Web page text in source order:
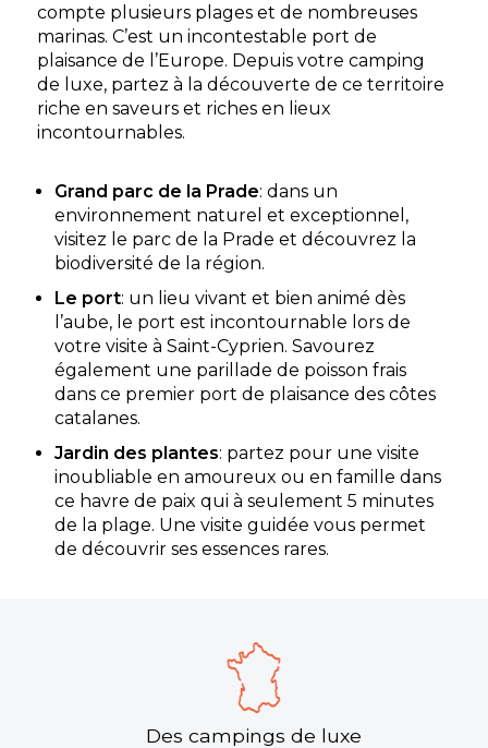
compte plusieurs plages et de nombreuses
marinas. C’est un incontestable port de
plaisance de l’Europe. Depuis votre camping
de luxe, partez à la découverte de ce territoire
riche en saveurs et riches en lieux
incontournables.
Grand parc de la Prade: dans un
environnement naturel et exceptionnel,
visitez le parc de la Prade et découvrez la
biodiversité de la région.
Le port: un lieu vivant et bien animé dès
l’aube, le port est incontournable lors de
votre visite à Saint-Cyprien. Savourez
également une parillade de poisson frais
dans ce premier port de plaisance des côtes
catalanes.
Jardin des plantes: partez pour une visite
inoubliable en amoureux ou en famille dans
ce havre de paix qui à seulement 5 minutes
de la plage. Une visite guidée vous permet
de découvrir ses essences rares.
Des campings de luxe